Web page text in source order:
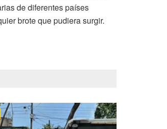
de diferentes países
brote que pudiera surgir.